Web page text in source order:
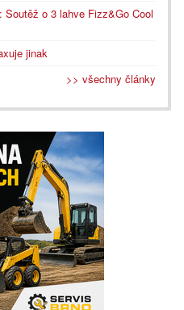
o 3 lahve Fizz&Go Cool
jinak
>> všechny články